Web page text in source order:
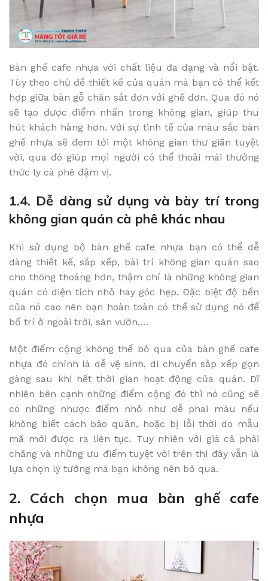
Bàn ghế cafe nhựa với chất liệu đa dạng và nổi bật.
Tùy theo chủ đề thiết kế của quán mà bạn có thể kết
hợp giữa bàn gỗ chân sắt đơn với ghế đơn. Qua đó nó
sẽ tạo được điểm nhấn trong không gian, giúp thu
hút khách hàng hơn. Với sự tinh tế của màu sắc bàn
ghế nhựa sẽ đem tới một không gian thư giãn tuyệt
vời, qua đó giúp mọi người có thể thoải mái thưởng
thức ly cà phê đậm vị.
1.4. Dễ dàng sử dụng và bày trí trong
không gian quán cà phê khác nhau
Khi sử dụng bộ bàn ghế cafe nhựa bạn có thể dễ
dàng thiết kế, sắp xếp, bài trí không gian quán sao
cho thông thoáng hơn, thậm chí là những không gian
quán có diện tích nhỏ hay góc hẹp. Đặc biệt độ bền
của nó cao nên bạn hoàn toàn có thể sử dụng nó để
bố trí ở ngoài trời, sân vườn,…
Một điểm cộng không thể bỏ qua của bàn ghế cafe
nhựa đó chính là dễ vệ sinh, di chuyển sắp xếp gọn
gàng sau khi hết thời gian hoạt động của quán. Dĩ
nhiên bên cạnh những điểm cộng đó thì nó cũng sẽ
có những nhược điểm nhỏ như dễ phai màu nếu
không biết cách bảo quản, hoặc bị lỗi thời do mẫu
mã mới được ra liên tục. Tuy nhiên với giá cả phải
chăng và những ưu điểm tuyệt vời trên thì đây vẫn là
lựa chọn lý tưởng mà bạn không nên bỏ qua.
2. Cách chọn mua bàn ghế cafe
nhựa